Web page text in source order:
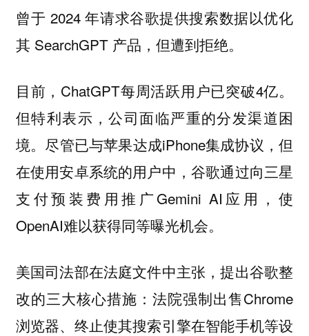
曾于 2024 年请求谷歌提供搜索数据以优化
其 SearchGPT 产品，但遭到拒绝。
目前，ChatGPT每周活跃用户已突破4亿。
但特利表示，公司面临严重的分发渠道困
境。尽管已与苹果达成iPhone集成协议，但
在使用安卓系统的用户中，谷歌通过向三星
支付预装费用推广Gemini AI应用，使
OpenAI难以获得同等曝光机会。
美国司法部在法庭文件中主张，提出谷歌整
改的三大核心措施：法院强制出售Chrome
浏览器、终止使其搜索引擎在智能手机等设